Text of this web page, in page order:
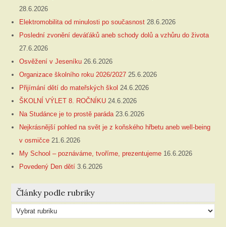
28.6.2026
Elektromobilita od minulosti po současnost 28.6.2026
Poslední zvonění deváťáků aneb schody dolů a vzhůru do života
27.6.2026
Osvěžení v Jeseníku 26.6.2026
Organizace školního roku 2026/2027 25.6.2026
Přijímání dětí do mateřských škol 24.6.2026
ŠKOLNÍ VÝLET 8. ROČNÍKU 24.6.2026
Na Studánce je to prostě paráda 23.6.2026
Nejkrásnější pohled na svět je z koňského hřbetu aneb well-being
v osmičce 21.6.2026
My School – poznáváme, tvoříme, prezentujeme 16.6.2026
Povedený Den dětí 3.6.2026
Články podle rubriky
Články
podle